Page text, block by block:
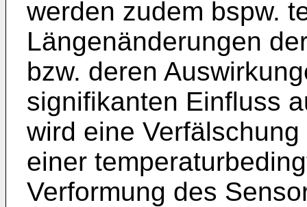
werden zudem bspw.
Längenänderungen
bzw. deren
signifikanten Einfluss
wird eine
einer
Verformung des